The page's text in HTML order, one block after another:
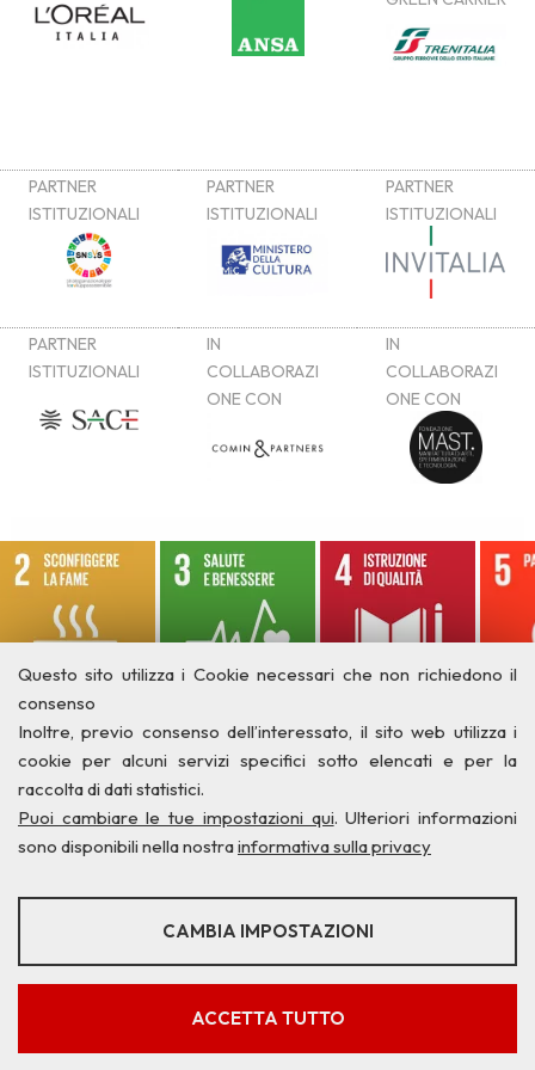
Questo sito utilizza i Cookie necessari che non richiedono il
consenso
Inoltre, previo consenso dell’interessato, il sito web utilizza i
cookie per alcuni servizi specifici sotto elencati e per la
raccolta di dati statistici.
Puoi cambiare le tue impostazioni qui. Ulteriori informazioni
sono disponibili nella nostrainformativa sulla privacy
STATISTICHE
Mostra maggiori informazioni
Google Analytics
CAMBIA IMPOSTAZIONI
ACCETTA TUTTO